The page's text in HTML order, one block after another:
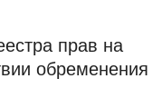
прав на
обременения